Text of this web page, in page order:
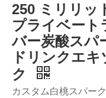
250 ミリリッ
プライベート
バー炭酸スパ
ドリンクエ
ク
カスタム白桃スパー